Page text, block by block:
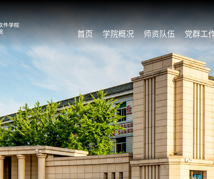
首页 学院概况 师资队伍 党群工